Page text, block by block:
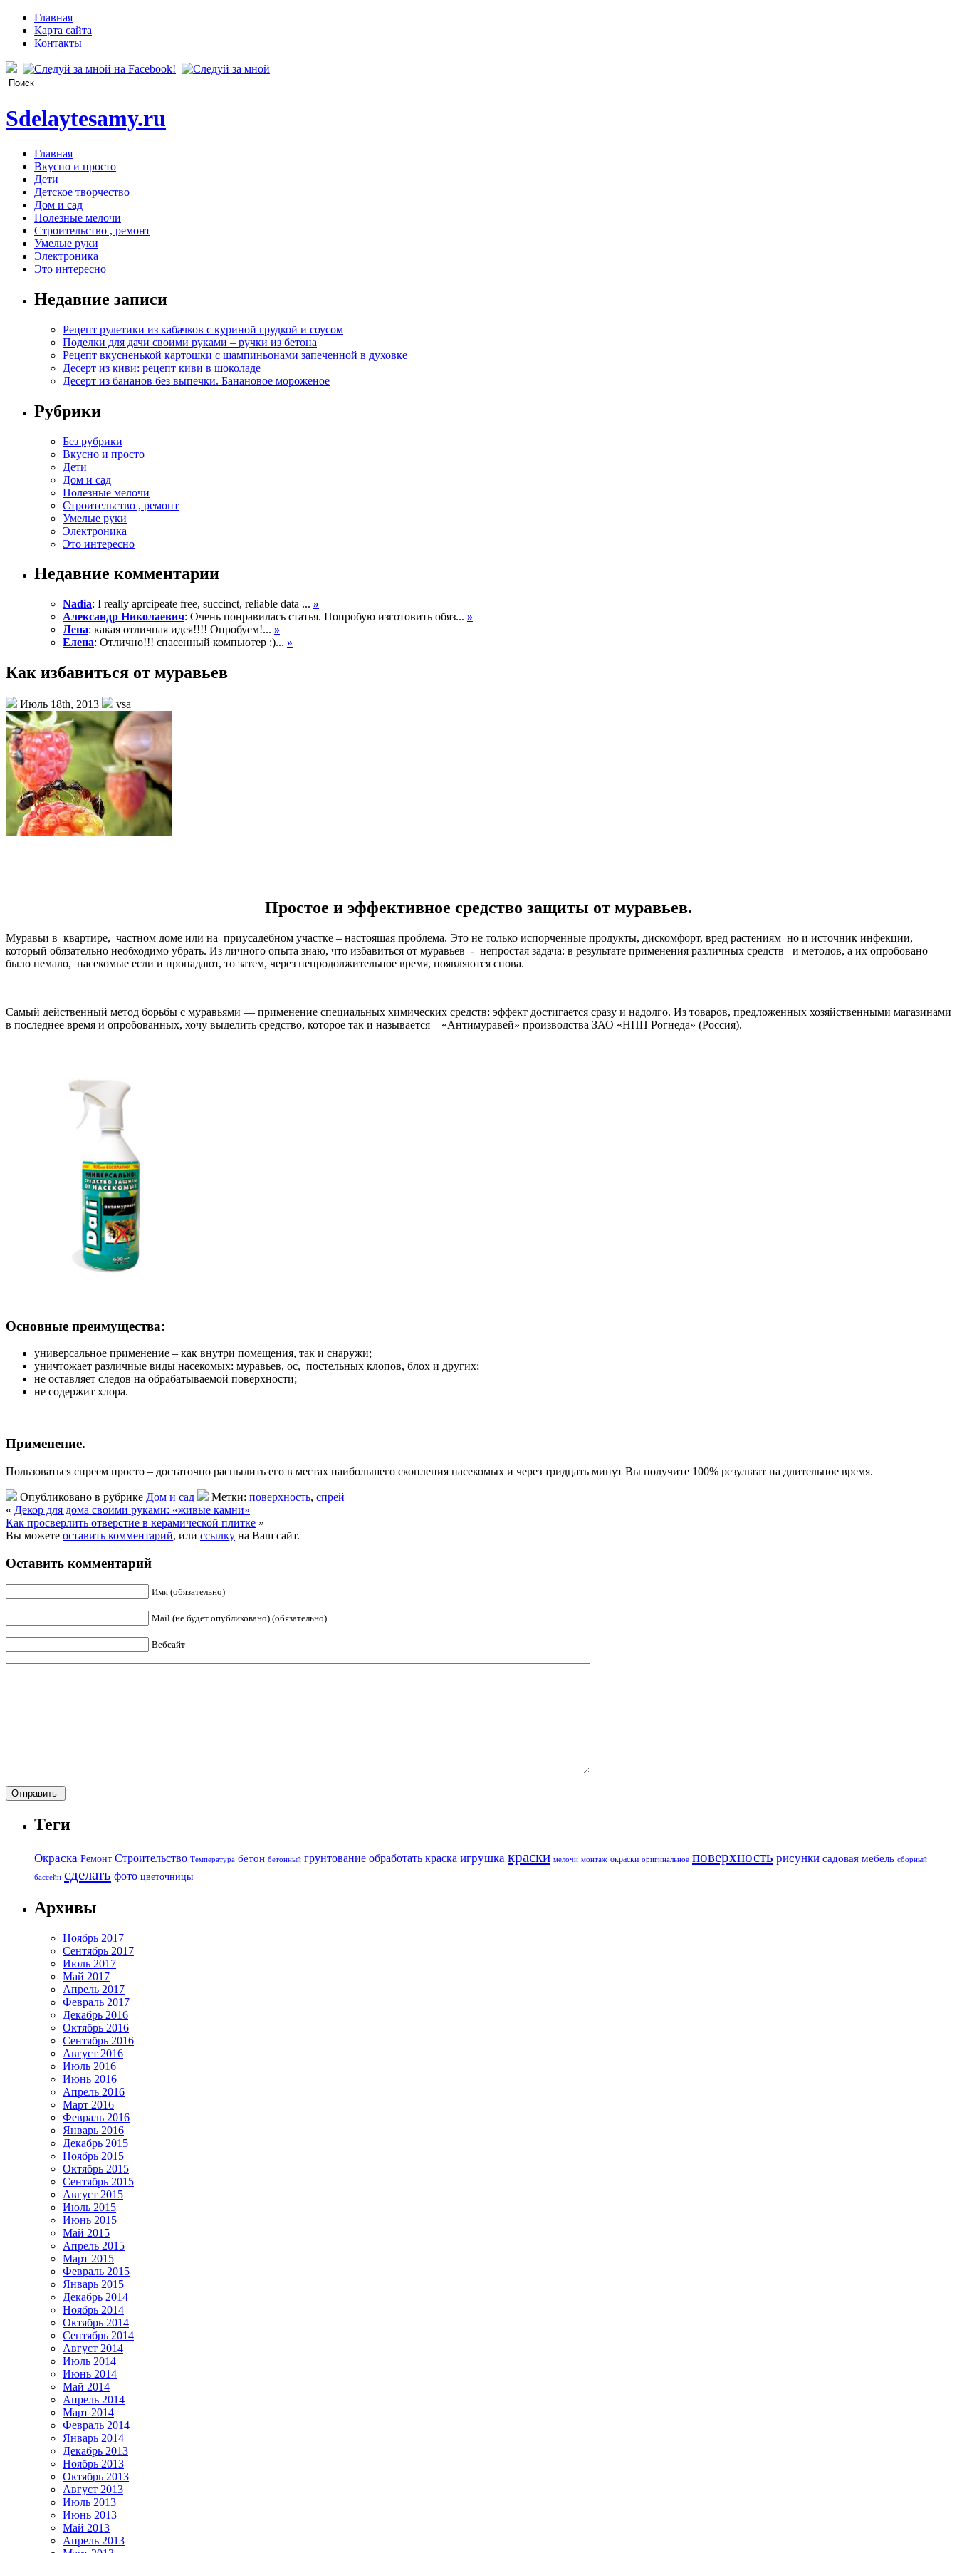
Главная
Карта сайта
Контакты
Sdelaytesamy.ru
Главная
Вкусно и просто
Дети
Детское творчество
Дом и сад
Полезные мелочи
Строительство , ремонт
Умелые руки
Электроника
Это интересно
Недавние записи
Рецепт рулетики из кабачков с куриной грудкой и соусом
Поделки для дачи своими руками – ручки из бетона
Рецепт вкусненькой картошки с шампиньонами запеченной в духовке
Десерт из киви: рецепт киви в шоколаде
Десерт из бананов без выпечки. Банановое мороженое
Рубрики
Без рубрики
Вкусно и просто
Дети
Дом и сад
Полезные мелочи
Строительство , ремонт
Умелые руки
Электроника
Это интересно
Недавние комментарии
Nadia: I really aprcipeate free, succinct, reliable data ... »
Александр Николаевич: Очень понравилась статья. Попробую изготовить обяз... »
Лена: какая отличная идея!!!! Опробуем!... »
Елена: Отлично!!! спасенный компьютер :)... »
Как избавиться от муравьев
Июль 18th, 2013 vsa
Простое и эффективное средство защиты от муравьев.
Муравьи в квартире, частном доме или на приусадебном участке – настоящая проблема. Это не только испорченные продукты, дискомфорт, вред растениям но и источник инфекции,
который обязательно необходимо убрать. Из личного опыта знаю, что избавиться от муравьев - непростая задача: в результате применения различных средств и методов, а их опробовано
было немало, насекомые если и пропадают, то затем, через непродолжительное время, появляются снова.
Самый действенный метод борьбы с муравьями — применение специальных химических средств: эффект достигается сразу и надолго. Из товаров, предложенных хозяйственными магазинами
в последнее время и опробованных, хочу выделить средство, которое так и называется – «Антимуравей» производства ЗАО «НПП Рогнеда» (Россия).
Основные преимущества:
универсальное применение – как внутри помещения, так и снаружи;
уничтожает различные виды насекомых: муравьев, ос, постельных клопов, блох и других;
не оставляет следов на обрабатываемой поверхности;
не содержит хлора.
Применение.
Пользоваться спреем просто – достаточно распылить его в местах наибольшего скопления насекомых и через тридцать минут Вы получите 100% результат на длительное время.
Опубликовано в рубрике Дом и сад Метки: поверхность, спрей
« Декор для дома своими руками: «живые камни»
Как просверлить отверстие в керамической плитке »
Вы можете оставить комментарий, или ссылку на Ваш сайт.
Оставить комментарий
Имя (обязательно)
Mail (не будет опубликовано) (обязательно)
Вебсайт
Теги
Окраска Ремонт Строительство Температура бетон бетонный грунтование обработать краска игрушка краски мелочи монтаж окраски оригинальное поверхность рисунки садовая мебель сборный
бассейн сделать фото цветочницы
Архивы
Ноябрь 2017
Сентябрь 2017
Июль 2017
Май 2017
Апрель 2017
Февраль 2017
Декабрь 2016
Октябрь 2016
Сентябрь 2016
Август 2016
Июль 2016
Июнь 2016
Апрель 2016
Март 2016
Февраль 2016
Январь 2016
Декабрь 2015
Ноябрь 2015
Октябрь 2015
Сентябрь 2015
Август 2015
Июль 2015
Июнь 2015
Май 2015
Апрель 2015
Март 2015
Февраль 2015
Январь 2015
Декабрь 2014
Ноябрь 2014
Октябрь 2014
Сентябрь 2014
Август 2014
Июль 2014
Июнь 2014
Май 2014
Апрель 2014
Март 2014
Февраль 2014
Январь 2014
Декабрь 2013
Ноябрь 2013
Октябрь 2013
Август 2013
Июль 2013
Июнь 2013
Май 2013
Апрель 2013